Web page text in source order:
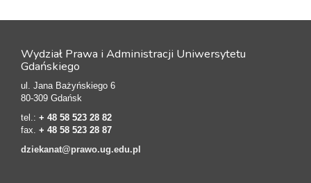
Wydział Prawa i Administracji Uniwersytetu
Gdańskiego
ul. Jana Bażyńskiego 6
80-309 Gdańsk
tel.: + 48 58 523 28 82
fax. + 48 58 523 28 87
dziekanat@prawo.ug.edu.pl